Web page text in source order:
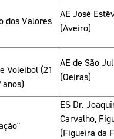
dos Valores
AE José
(Aveiro)
Voleibol (21
anos)
AE de São
(Oeiras)
ES Dr.
Carvalho,
(Figueira da